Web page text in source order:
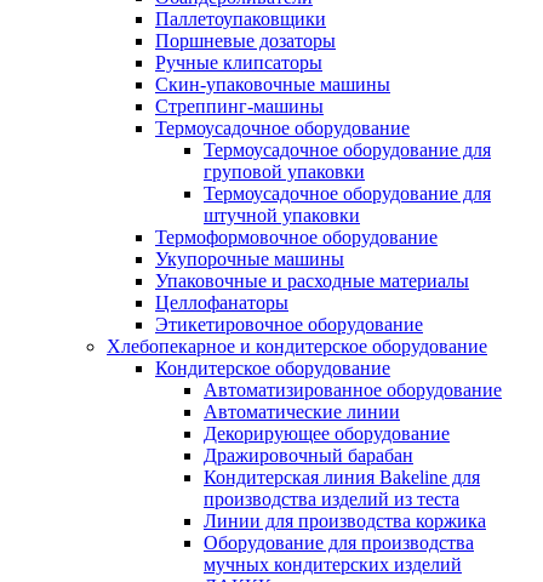
Паллетоупаковщики
Поршневые дозаторы
Ручные клипсаторы
Скин-упаковочные машины
Стреппинг-машины
Термоусадочное оборудование
Термоусадочное оборудование для
груповой упаковки
Термоусадочное оборудование для
штучной упаковки
Термоформовочное оборудование
Укупорочные машины
Упаковочные и расходные материалы
Целлофанаторы
Этикетировочное оборудование
Хлебопекарное и кондитерское оборудование
Кондитерское оборудование
Автоматизированное оборудование
Автоматические линии
Декорирующее оборудование
Дражировочный барабан
Кондитерская линия Bakeline для
производства изделий из теста
Линии для производства коржика
Оборудование для производства
мучных кондитерских изделий